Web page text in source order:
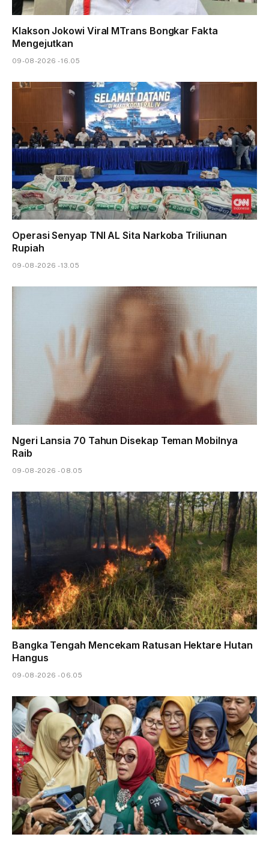
Klakson Jokowi Viral MTrans Bongkar Fakta
Mengejutkan
09-08-2026 - 16.05
Operasi Senyap TNI AL Sita Narkoba Triliunan
Rupiah
09-08-2026 - 13.05
Ngeri Lansia 70 Tahun Disekap Teman Mobilnya
Raib
09-08-2026 - 08.05
Bangka Tengah Mencekam Ratusan Hektare Hutan
Hangus
09-08-2026 - 06.05